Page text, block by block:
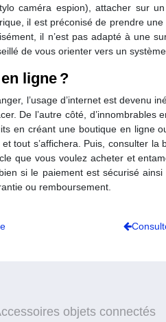
caméra espion), attacher sur
il est préconisé de prendre
il n’est pas adapté à une
de vous orienter vers un
ligne ?
l’usage d’internet est
De l’autre côté,
en créant une boutique en ligne
tout s’affichera. Puis, consulter
que vous voulez acheter et
si le paiement est sécurisé
ou remboursement.
objets connectés